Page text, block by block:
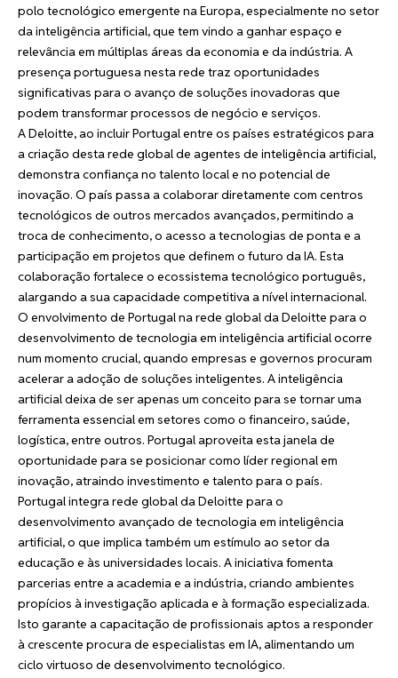
polo tecnológico emergente na Europa, especialmente no setor
da inteligência artificial, que tem vindo a ganhar espaço e
relevância em múltiplas áreas da economia e da indústria. A
presença portuguesa nesta rede traz oportunidades
significativas para o avanço de soluções inovadoras que
podem transformar processos de negócio e serviços.
A Deloitte, ao incluir Portugal entre os países estratégicos para
a criação desta rede global de agentes de inteligência artificial,
demonstra confiança no talento local e no potencial de
inovação. O país passa a colaborar diretamente com centros
tecnológicos de outros mercados avançados, permitindo a
troca de conhecimento, o acesso a tecnologias de ponta e a
participação em projetos que definem o futuro da IA. Esta
colaboração fortalece o ecossistema tecnológico português,
alargando a sua capacidade competitiva a nível internacional.
O envolvimento de Portugal na rede global da Deloitte para o
desenvolvimento de tecnologia em inteligência artificial ocorre
num momento crucial, quando empresas e governos procuram
acelerar a adoção de soluções inteligentes. A inteligência
artificial deixa de ser apenas um conceito para se tornar uma
ferramenta essencial em setores como o financeiro, saúde,
logística, entre outros. Portugal aproveita esta janela de
oportunidade para se posicionar como líder regional em
inovação, atraindo investimento e talento para o país.
Portugal integra rede global da Deloitte para o
desenvolvimento avançado de tecnologia em inteligência
artificial, o que implica também um estímulo ao setor da
educação e às universidades locais. A iniciativa fomenta
parcerias entre a academia e a indústria, criando ambientes
propícios à investigação aplicada e à formação especializada.
Isto garante a capacitação de profissionais aptos a responder
à crescente procura de especialistas em IA, alimentando um
ciclo virtuoso de desenvolvimento tecnológico.